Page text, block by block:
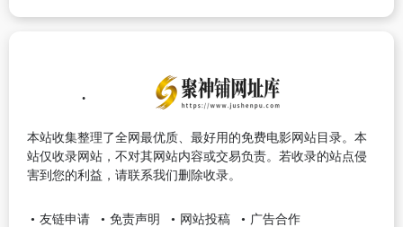
本站收集整理了全网最优质、最好用的免费电影网站目录。本
站仅收录网站，不对其网站内容或交易负责。若收录的站点侵
害到您的利益，请联系我们删除收录。
友链申请 免责声明 网站投稿 广告合作